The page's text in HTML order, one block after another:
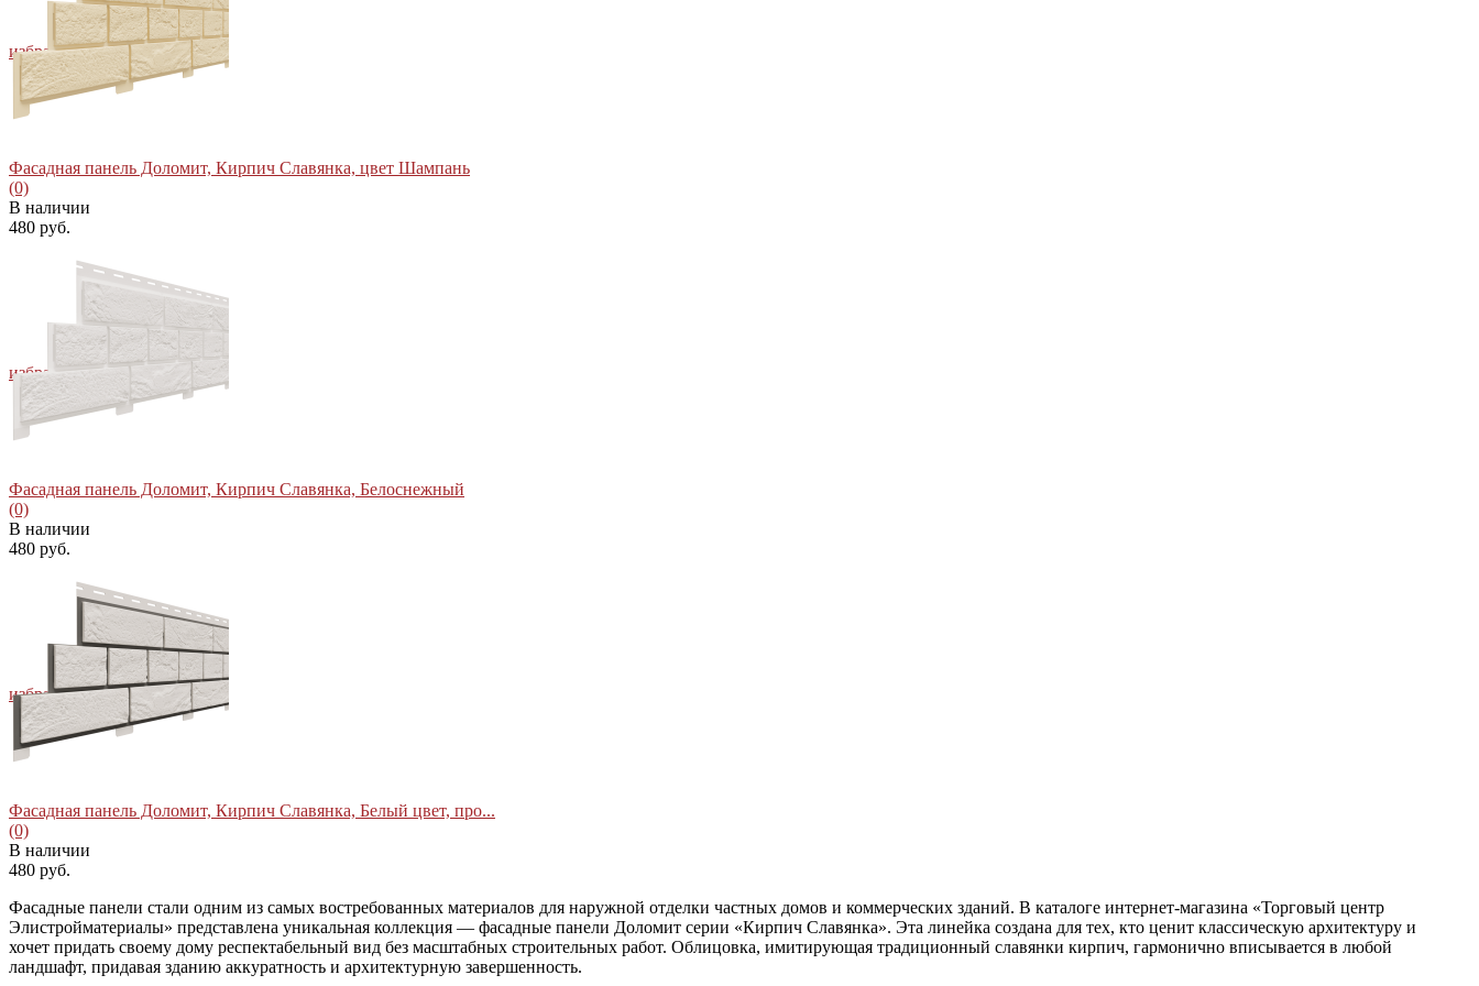
избранное сравнить
избранное сравнить
Фасадная панель Доломит, Кирпич Славянка, цвет Шампань
(0)
В наличии
480 руб.
избранное сравнить
Фасадная панель Доломит, Кирпич Славянка, Белоснежный
(0)
В наличии
480 руб.
Фасадная панель Доломит, Кирпич Славянка, Белый цвет, про...
(0)
В наличии
480 руб.
Фасадные панели стали одним из самых востребованных материалов для наружной отделки частных домов и коммерческих зданий. В каталоге интернет-магазина «Торговый центр
Элистройматериалы» представлена уникальная коллекция — фасадные панели Доломит серии «Кирпич Славянка». Эта линейка создана для тех, кто ценит классическую архитектуру и
хочет придать своему дому респектабельный вид без масштабных строительных работ. Облицовка, имитирующая традиционный славянки кирпич, гармонично вписывается в любой
ландшафт, придавая зданию аккуратность и архитектурную завершенность.